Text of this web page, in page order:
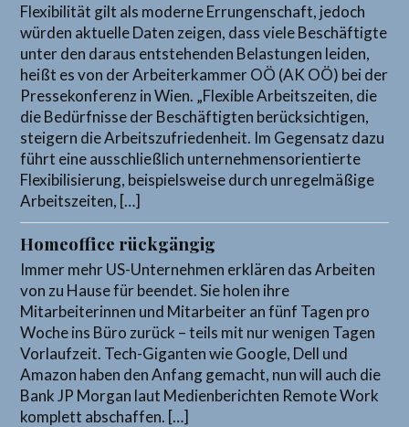
Flexibilität gilt als moderne Errungenschaft, jedoch
würden aktuelle Daten zeigen, dass viele Beschäftigte
unter den daraus entstehenden Belastungen leiden,
heißt es von der Arbeiterkammer OÖ (AK OÖ) bei der
Pressekonferenz in Wien. „Flexible Arbeitszeiten, die
die Bedürfnisse der Beschäftigten berücksichtigen,
steigern die Arbeitszufriedenheit. Im Gegensatz dazu
führt eine ausschließlich unternehmensorientierte
Flexibilisierung, beispielsweise durch unregelmäßige
Arbeitszeiten, […]
Homeoffice rückgängig
Immer mehr US-Unternehmen erklären das Arbeiten
von zu Hause für beendet. Sie holen ihre
Mitarbeiterinnen und Mitarbeiter an fünf Tagen pro
Woche ins Büro zurück – teils mit nur wenigen Tagen
Vorlaufzeit. Tech-Giganten wie Google, Dell und
Amazon haben den Anfang gemacht, nun will auch die
Bank JP Morgan laut Medienberichten Remote Work
komplett abschaffen. […]